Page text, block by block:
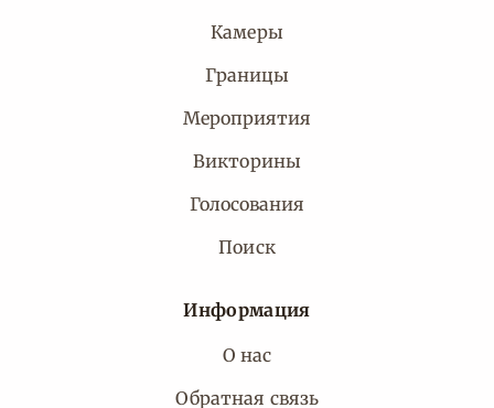
Камеры
Границы
Мероприятия
Викторины
Голосования
Поиск
Информация
О нас
Обратная связь